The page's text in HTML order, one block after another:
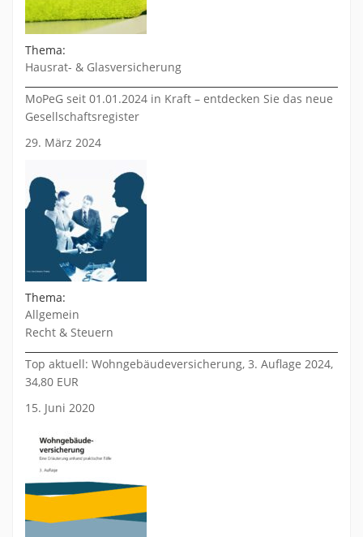
Thema:
Hausrat- & Glasversicherung
MoPeG seit 01.01.2024 in Kraft – entdecken Sie das neue
Gesellschaftsregister
29. März 2024
Thema:
Allgemein
Recht & Steuern
Top aktuell: Wohngebäudeversicherung, 3. Auflage 2024,
34,80 EUR
15. Juni 2020